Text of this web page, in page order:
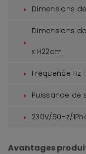
Dimensions
Dimensions
x H22cm
Fréquence Hz
Puissance de
230V/50Hz/
Avantages